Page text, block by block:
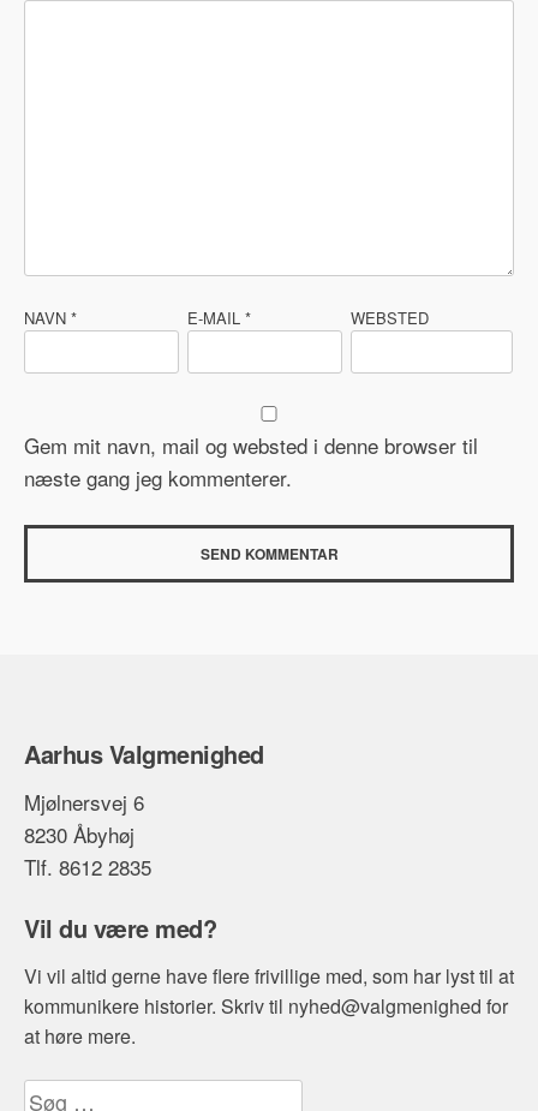
NAVN * E-MAIL * WEBSTED
Gem mit navn, mail og websted i denne browser til
næste gang jeg kommenterer.
Aarhus Valgmenighed
Mjølnersvej 6
8230 Åbyhøj
Tlf. 8612 2835
Vil du være med?
Vi vil altid gerne have flere frivillige med, som har lyst til at
kommunikere historier. Skriv til nyhed@valgmenighed for
at høre mere.
Søg